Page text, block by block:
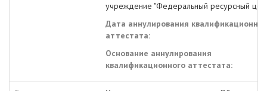
учреждение "Федеральный ресурсный
Дата аннулирования
аттестата:
Основание аннулирования
квалификационного аттестата: